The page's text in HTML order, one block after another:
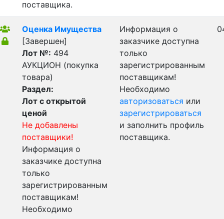
поставщика.
Оценка Имущества
[Завершен]
Лот №: 494
АУКЦИОН (покупка
товара)
Раздел:
Лот с открытой
ценой
Не добавлены
поставщики!
Информация о
заказчике доступна
только
зарегистрированным
поставщикам!
Необходимо
Информация о
заказчике доступна
только
зарегистрированным
поставщикам!
Необходимо
авторизоваться или
зарегистрироваться
и заполнить профиль
поставщика.